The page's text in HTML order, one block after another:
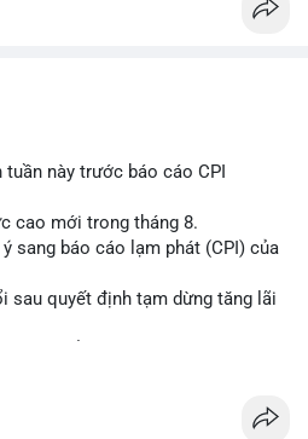
này trước báo cáo CPI
cao mới trong tháng 8.
sang báo cáo lạm phát (CPI) của
sau quyết định tạm dừng tăng lãi